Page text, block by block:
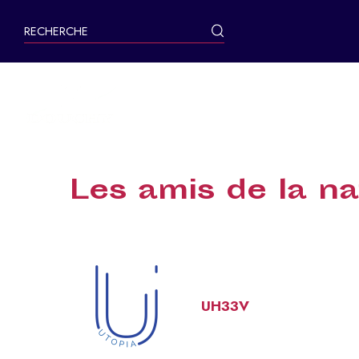
principal
Les amis de la
UH33V